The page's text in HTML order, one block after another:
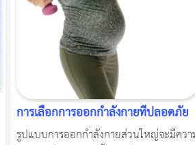
การเลือกการออกกำลังกายที่ปลอดภัย
รูปแบบการออกกำลังกายส่วนใหญ่จะมีคว